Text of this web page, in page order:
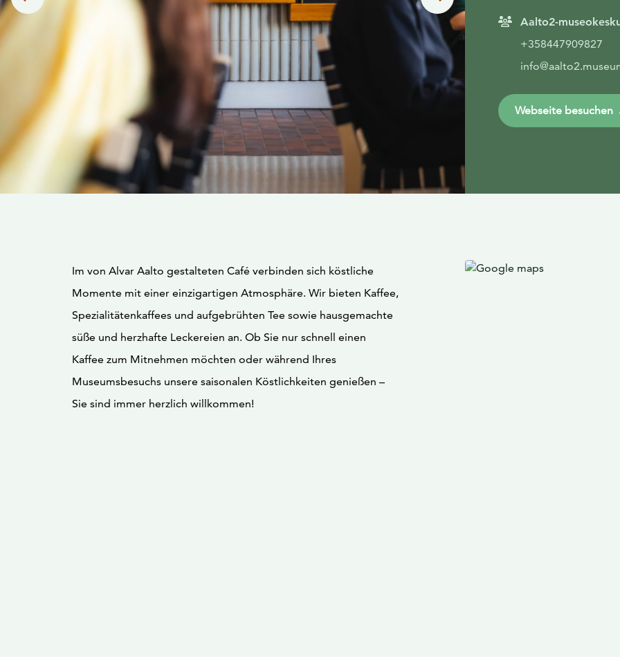
Aalto2-
+358447909827
Webseite besuchen
Im von Alvar Aalto gestalteten Café verbinden sich köstliche
Momente mit einer einzigartigen Atmosphäre. Wir bieten Kaffee,
Spezialitätenkaffees und aufgebrühten Tee sowie hausgemachte
süße und herzhafte Leckereien an. Ob Sie nur schnell einen
Kaffee zum Mitnehmen möchten oder während Ihres
Museumsbesuchs unsere saisonalen Köstlichkeiten genießen –
Sie sind immer herzlich willkommen!